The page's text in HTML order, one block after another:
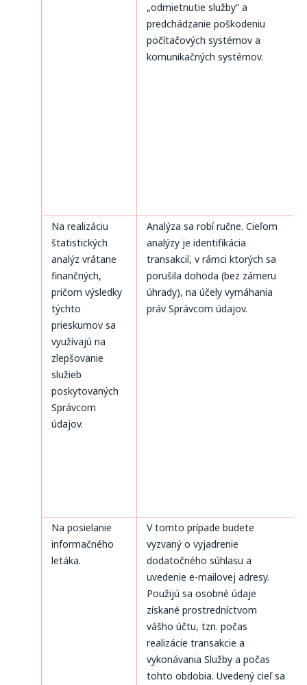
„odmietnutie služby“ a
predchádzanie poškodeniu
počítačových systémov a
komunikačných systémov.
Na realizáciu
štatistických
analýz vrátane
finančných,
pričom výsledky
týchto
prieskumov sa
využívajú na
zlepšovanie
služieb
poskytovaných
Správcom
údajov.
Analýza sa robí ručne. Cieľom
analýzy je identifikácia
transakcií, v rámci ktorých sa
porušila dohoda (bez zámeru
úhrady), na účely vymáhania
práv Správcom údajov.
Na posielanie
informačného
letáka.
V tomto prípade budete
vyzvaný o vyjadrenie
dodatočného súhlasu a
uvedenie e-mailovej adresy.
Použijú sa osobné údaje
získané prostredníctvom
vášho účtu, tzn. počas
realizácie transakcie a
vykonávania Služby a počas
tohto obdobia. Uvedený cieľ sa